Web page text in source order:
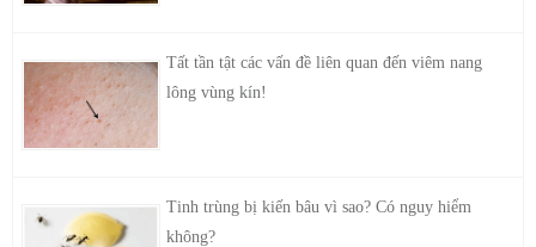
Tất tần tật các vấn đề liên quan đến viêm nang
lông vùng kín!
Tinh trùng bị kiến bâu vì sao? Có nguy hiểm
không?